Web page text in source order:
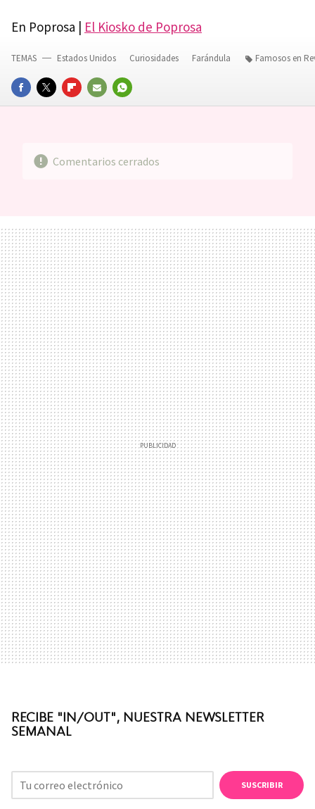
En Poprosa | El Kiosko de Poprosa
FACEBOOKTWITTERFLIPBOARD
E-
WHATSAPP
TEMAS Estados Unidos Curiosidades Farándula Famosos en
Comentarios cerrados
RECIBE "IN/OUT", NUESTRA NEWSLETTER
SEMANAL
SUSCRIBIR